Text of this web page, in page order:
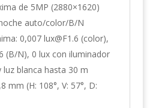
de 5MP (2880×1620)
auto/color/B/N
0,007 lux@F1.6 (color),
(B/N), 0 lux con iluminador
luz blanca hasta 30 m
mm (H: 108°, V: 57°, D: